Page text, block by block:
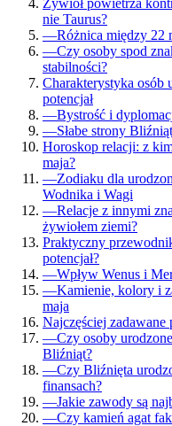
nie Taurus?
—Różnica między 22
—Czy osoby spod
stabilności?
Charakterystyka osób
potencjał
—Bystrość i
—Słabe strony
Horoskop relacji: z
maja?
—Zodiaku dla
Wodnika i Wagi
—Relacje z innymi
żywiołem ziemi?
Praktyczny
potencjał?
—Wpływ Wenus i
—Kamienie, kolory i
maja
Najczęściej zadawane
—Czy osoby
Bliźniąt?
—Czy Bliźnięta
finansach?
—Jakie zawody są
—Czy kamień agat